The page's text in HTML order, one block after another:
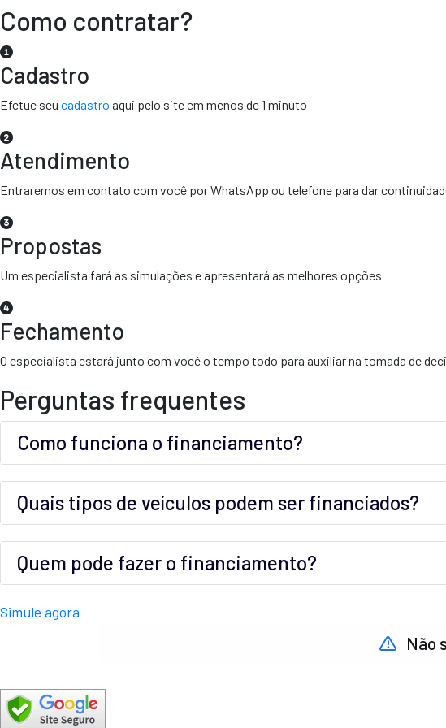
Como contratar?
Cadastro
Efetue seu cadastro aqui pelo site em menos de 1 minuto
Atendimento
Entraremos em contato com você por WhatsApp ou telefone para dar
Propostas
Um especialista fará as simulações e apresentará as melhores opções
Fechamento
O especialista estará junto com você o tempo todo para auxiliar na tomada de
Perguntas frequentes
Como funciona o financiamento?
Quais tipos de veículos podem ser financiados?
Quem pode fazer o financiamento?
Simule agora
Não